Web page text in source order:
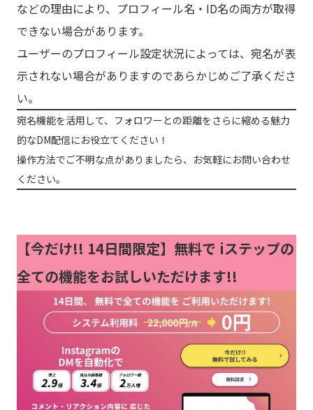
などの理由により、プロフィール名・ID名の両方が取得
できない場合があります。
ユーザーのプロフィール設定状況によっては、宛名が表
示されない場合がありますのであらかじめご了承くださ
い。
宛名機能を活用して、フォロワーとの距離をさらに縮める魅力
的なDM配信にお役立てください！
操作方法でご不明な点がありましたら、お気軽にお問い合わせ
ください。
【今だけ!! 14日間限定】無料で iステップの
全ての機能をお試しいただけます!!